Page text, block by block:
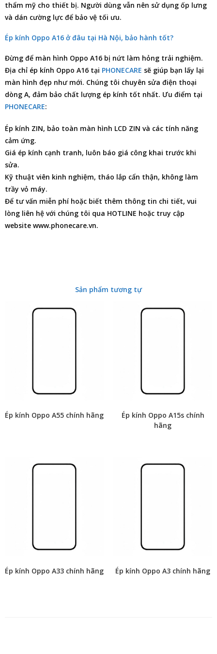
thẩm mỹ cho thiết bị. Người dùng vẫn nên sử dụng ốp lưng
và dán cường lực để bảo vệ tối ưu.
Ép kính Oppo A16 ở đâu tại Hà Nội, bảo hành tốt?
Đừng để màn hình Oppo A16 bị nứt làm hỏng trải nghiệm.
Địa chỉ ép kính Oppo A16 tại PHONECARE sẽ giúp bạn lấy lại
màn hình đẹp như mới. Chúng tôi chuyên sửa điện thoại
dòng A, đảm bảo chất lượng ép kính tốt nhất. Ưu điểm tại
PHONECARE:
Ép kính ZIN, bảo toàn màn hình LCD ZIN và các tính năng
cảm ứng.
Giá ép kính cạnh tranh, luôn báo giá công khai trước khi
sửa.
Kỹ thuật viên kinh nghiệm, tháo lắp cẩn thận, không làm
trầy vỏ máy.
Để tư vấn miễn phí hoặc biết thêm thông tin chi tiết, vui
lòng liên hệ với chúng tôi qua HOTLINE hoặc truy cập
website www.phonecare.vn.
Sản phẩm tương tự
Ép kính Oppo A55 chính hãng
Ép kính Oppo A15s chính
hãng
Ép kính Oppo A33 chính hãng Ép kính Oppo A3 chính hãng